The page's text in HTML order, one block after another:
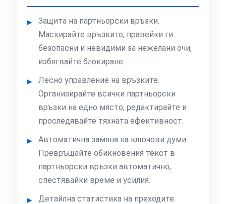
Защита на партньорски връзки.
Маскирайте връзките, правейки ги
безопасни и невидими за нежелани очи,
избягвайте блокиране.
Лесно управление на връзките.
Организирайте всички партньорски
връзки на едно място, редактирайте и
проследявайте тяхната ефективност.
Автоматична замяна на ключови думи.
Превръщайте обикновения текст в
партньорски връзки автоматично,
спестявайки време и усилия.
Детайлна статистика на преходите.